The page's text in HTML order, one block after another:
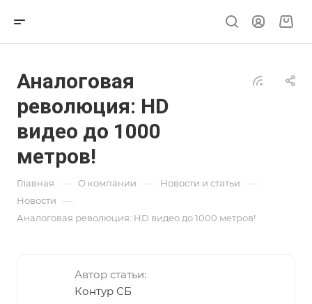
Аналоговая
революция: HD
видео до 1000
метров!
Главная — О компании — Новости и статьи —
Новости —
Аналоговая революция: HD видео до 1000 метров!
Автор статьи:
Контур СБ